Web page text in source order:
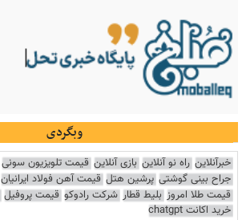
وبگردی
خبرآنلاین راه نو آنلاین بازی آنلاین قیمت تلویزیون سونی
جراح بینی گوشتی پرشین هتل قیمت آهن فولاد ایرانیان
قیمت طلا امروز بلیط قطار شرکت رادوکو قیمت پروفیل
خرید اکانت chatgpt